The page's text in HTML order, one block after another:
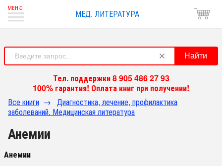
МЕД. ЛИТЕРАТУРА
Найти
Тел. поддержки 8 905 486 27 93
100% гарантия! Оплата книг при получении!
Все книги → Диагностика, лечение, профилактика
заболеваний. Медицинская литература
Анемии
Анемии